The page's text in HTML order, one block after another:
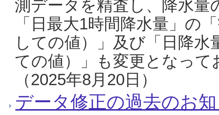
測データを精査し、降水
「日最大1時間降水量」の
しての値）」及び「日降
ての値）」も変更となっ
（2025年8月20日）
データ修正の過去のお